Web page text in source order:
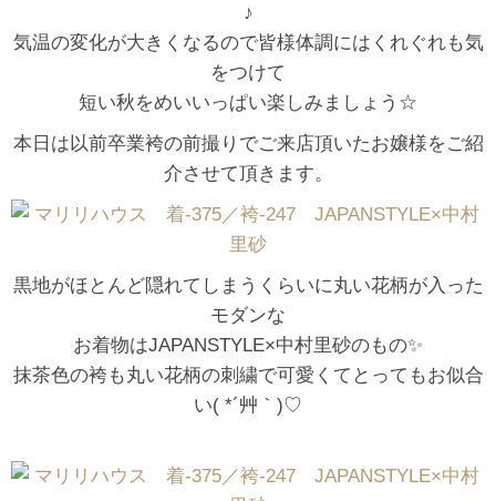
♪
気温の変化が大きくなるので皆様体調にはくれぐれも気
をつけて
短い秋をめいいっぱい楽しみましょう☆
本日は以前卒業袴の前撮りでご来店頂いたお嬢様をご紹
介させて頂きます。
黒地がほとんど隠れてしまうくらいに丸い花柄が入った
モダンな
お着物はJAPANSTYLE×中村里砂のもの✨
抹茶色の袴も丸い花柄の刺繍で可愛くてとってもお似合
い( *´艸｀)♡